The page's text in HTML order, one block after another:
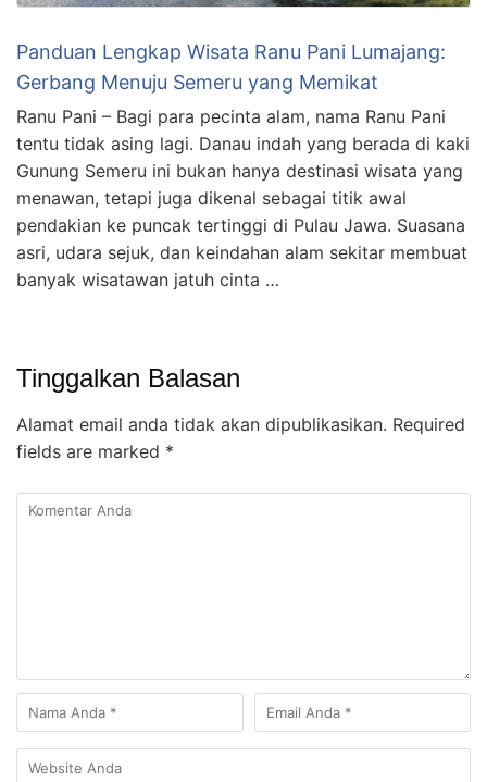
Panduan Lengkap Wisata Ranu Pani Lumajang:
Gerbang Menuju Semeru yang Memikat
Ranu Pani – Bagi para pecinta alam, nama Ranu Pani
tentu tidak asing lagi. Danau indah yang berada di kaki
Gunung Semeru ini bukan hanya destinasi wisata yang
menawan, tetapi juga dikenal sebagai titik awal
pendakian ke puncak tertinggi di Pulau Jawa. Suasana
asri, udara sejuk, dan keindahan alam sekitar membuat
banyak wisatawan jatuh cinta …
Tinggalkan Balasan
Alamat email anda tidak akan dipublikasikan. Required
fields are marked *